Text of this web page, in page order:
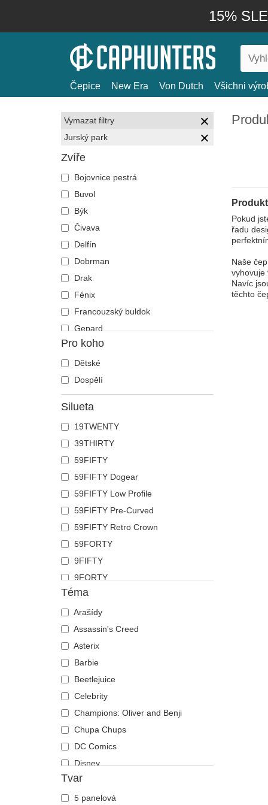
15%
Čepice New Era Von Dutch Všichni
Vymazat filtry
Jurský park
Zvíře
Bojovnice pestrá
Buvol
Býk
Čivava
Delfín
Dobrman
Drak
Fénix
Francouzský buldok
Gepard
Had
Havran
Holub
Hroch
Humr
Jednorožec
Jelen
Ještěrka
Kachna
Kočka
Kohout
Kojot
Koza
Krab
Kráva
Krokodýl
Kůň
Kuřátko
Labradorský retrívr
Lebka
Lev
Liška
Los
Lvice
Medvěd
Motýl
Mravenec
Myš
Pro koho
Dětské
Dospělí
Silueta
19TWENTY
39THIRTY
59FIFTY
59FIFTY Dogear
59FIFTY Low Profile
59FIFTY Pre-Curved
59FIFTY Retro Crown
59FORTY
9FIFTY
9FORTY
9FORTY APEX
9FORTY M-Crown
9SEVENTY
9TWENTY
A Frame
Casual Classic
E Frame
Open Back
Runner
The 90s
The Ball
The Retro
The Snap
Téma
Arašídy
Assassin's Creed
Asterix
Barbie
Beetlejuice
Celebrity
Champions: Oliver and Benji
Chupa Chups
DC Comics
Disney
Dragon Ball
Fast & Furious
Tvar
5 panelová
Pokud
řadu
Naše
vyhovuje
Navíc
těchto